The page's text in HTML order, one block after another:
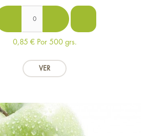
0,85 € Por 500 grs.
VER